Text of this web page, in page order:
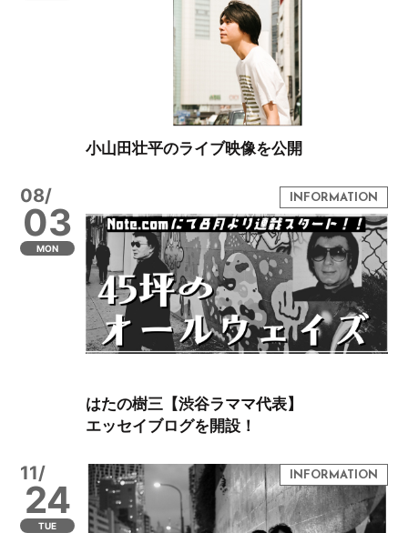
小山田壮平のライブ映像を公開
08/
03
MON
はたの樹三【渋谷ラママ代表】
エッセイブログを開設！
11/
24
TUE